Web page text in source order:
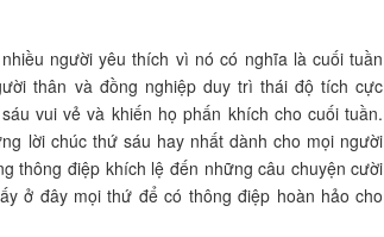
người yêu thích vì nó có nghĩa là cuối tuần
thân và đồng nghiệp duy trì thái độ tích cực
vui vẻ và khiến họ phấn khích cho cuối tuần.
lời chúc thứ sáu hay nhất dành cho mọi người
thông điệp khích lệ đến những câu chuyện cười
ở đây mọi thứ để có thông điệp hoàn hảo cho